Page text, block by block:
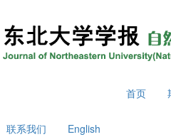
首页
联系我们 English